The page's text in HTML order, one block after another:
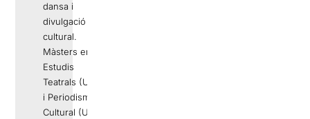
dansa i
divulgació
cultural.
Màsters en
Estudis
Teatrals (UAB)
i Periodisme
Cultural (UPF).